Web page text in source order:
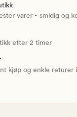
varer - smidig og
etter 2 timer
kjøp og enkle returer